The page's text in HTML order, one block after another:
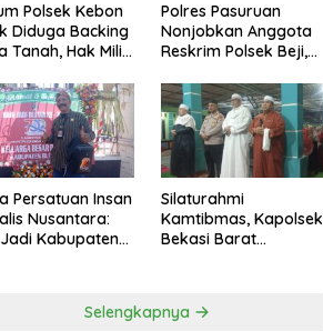
Polsek Kebon
Diduga Backing
Tanah, Hak Milik
Paksaan
Polres Pasuruan
Nonjobkan Anggota
Reskrim Polsek Beji,
Transparansi
Penanganan Dugaan
Penganiayaan
Persatuan Insan
Nusantara:
Kabupaten
Silaturahmi
Kamtibmas, Kapolsek
Bekasi Barat
Wilayah
Selengkapnya